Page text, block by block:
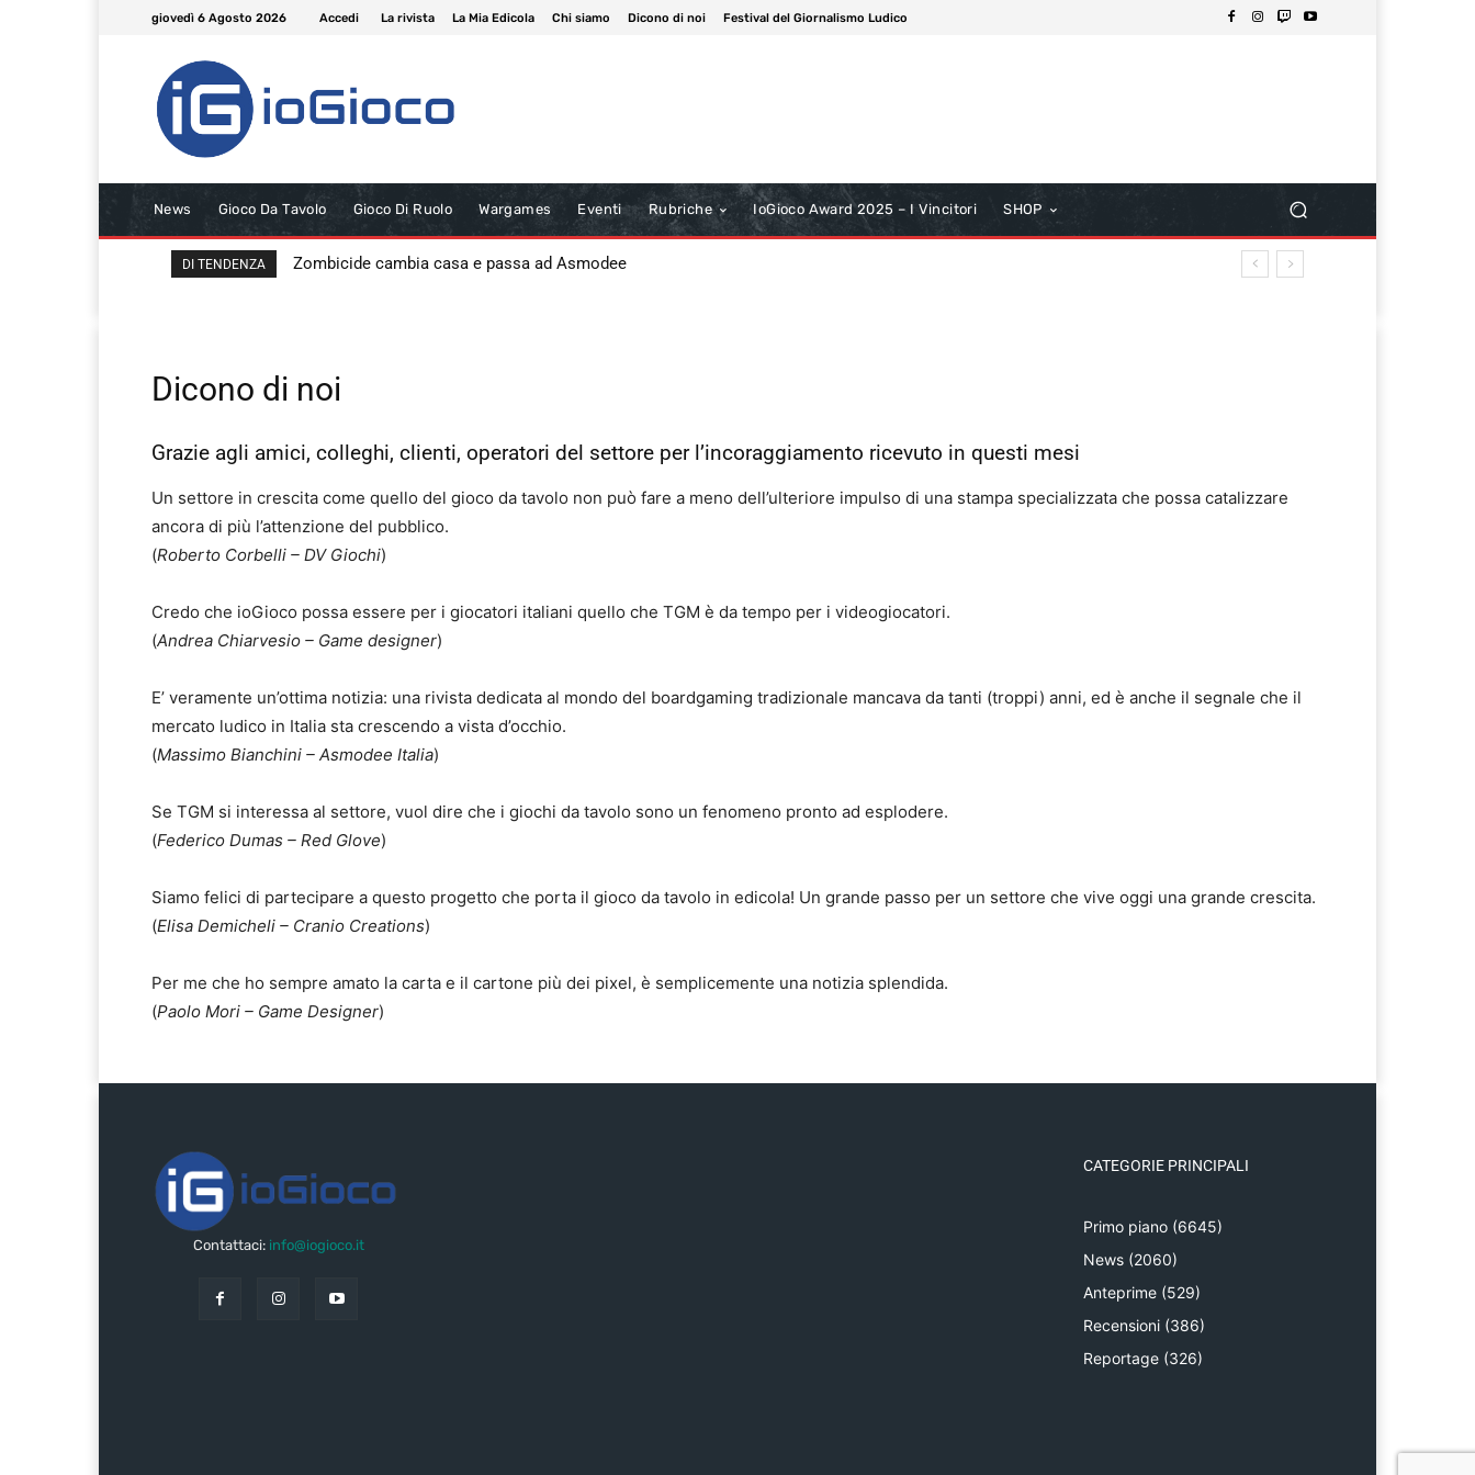
giovedì 6 Agosto 2026 Accedi La rivista La Mia Edicola Chi siamo Dicono di noi Festival del Giornalismo Ludico
News Gioco Da Tavolo Gioco Di Ruolo Wargames Eventi Rubriche IoGioco Award 2025 – I Vincitori SHOP
DI TENDENZA Zombicide cambia casa e passa ad Asmodee
Dicono di noi
Grazie agli amici, colleghi, clienti, operatori del settore per l’incoraggiamento ricevuto in questi mesi
Un settore in crescita come quello del gioco da tavolo non può fare a meno dell’ulteriore impulso di una stampa specializzata che possa catalizzare
ancora di più l’attenzione del pubblico.
(Roberto Corbelli – DV Giochi)
Credo che ioGioco possa essere per i giocatori italiani quello che TGM è da tempo per i videogiocatori.
(Andrea Chiarvesio – Game designer)
E’ veramente un’ottima notizia: una rivista dedicata al mondo del boardgaming tradizionale mancava da tanti (troppi) anni, ed è anche il segnale che il
mercato ludico in Italia sta crescendo a vista d’occhio.
(Massimo Bianchini – Asmodee Italia)
Se TGM si interessa al settore, vuol dire che i giochi da tavolo sono un fenomeno pronto ad esplodere.
(Federico Dumas – Red Glove)
Siamo felici di partecipare a questo progetto che porta il gioco da tavolo in edicola! Un grande passo per un settore che vive oggi una grande crescita.
(Elisa Demicheli – Cranio Creations)
Per me che ho sempre amato la carta e il cartone più dei pixel, è semplicemente una notizia splendida.
(Paolo Mori – Game Designer)
Contattaci: info@iogioco.it
CATEGORIE PRINCIPALI
Primo piano (6645)
News (2060)
Anteprime (529)
Recensioni (386)
Reportage (326)